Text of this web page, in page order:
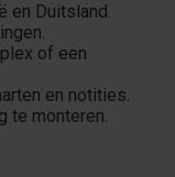
en Duitsland.
of een
en notities.
te monteren.